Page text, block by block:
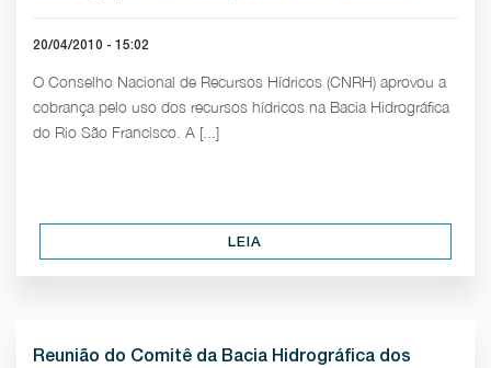
20/04/2010 - 15:02
O Conselho Nacional de Recursos Hídricos (CNRH) aprovou a
cobrança pelo uso dos recursos hídricos na Bacia Hidrográfica
do Rio São Francisco. A [...]
LEIA
Reunião do Comitê da Bacia Hidrográfica dos